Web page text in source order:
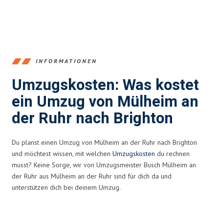
INFORMATIONEN
Umzugskosten: Was kostet
ein Umzug von Mülheim an
der Ruhr nach Brighton
Du planst einen Umzug von Mülheim an der Ruhr nach Brighton
und möchtest wissen, mit welchen Umzugskosten du rechnen
musst? Keine Sorge, wir von Umzugsmeister Busch Mülheim an
der Ruhr aus Mülheim an der Ruhr sind für dich da und
unterstützen dich bei deinem Umzug.